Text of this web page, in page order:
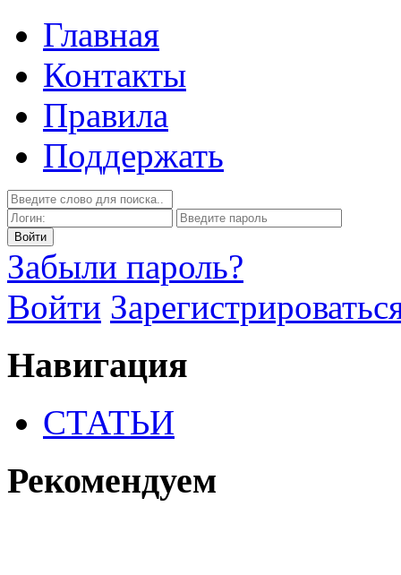
Главная
Контакты
Правила
Поддержать
Забыли пароль?
Войти
Навигация
СТАТЬИ
Рекомендуем